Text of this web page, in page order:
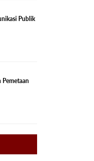
Publik
Pemetaan